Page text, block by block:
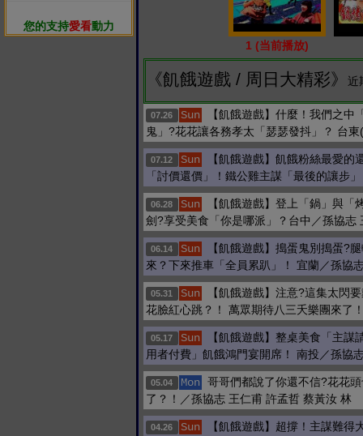
您的支持愛看動力
1 (当前播放)
《飢餓遊戲 / 周日大精彩》 近
07.26 Sun
【飢餓遊戲】什麼！我們之中
鬼」?花花讓各務孝太「瑟瑟發抖」？ 台東
07.12 Sun
【飢餓遊戲】飢餓粉絲最愛的
「討價還價」！鐵公雞主謀「最後的讓步
06.28 Sun
【飢餓遊戲】登上「鍋」與「
劍?享受美食「你是哪派」？台中／孫協志
06.14 Sun
【飢餓遊戲】搗蛋鬼別搗蛋?
來？下來推車「全員累趴」！ 宜蘭／孫協
05.31 Sun
【飢餓遊戲】注意?這集太閃
花臉紅心跳？！ 萬眾期待八三夭樂團來了
05.17 Sun
【飢餓遊戲】整桌美食「主謀
用者付費」飢餓鴻門宴開席！ 南投／孫協
05.04 Mon
哥哥們都說了你還不信?花花
了？！／孫協志 王仁甫 許孟哲 蔡黃汝 林
04.26 Sun
【飢餓遊戲】超撐！主謀難得